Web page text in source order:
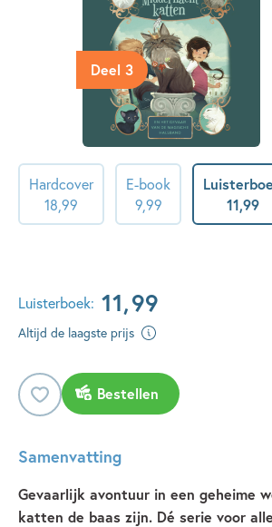
Deel 3
Hardcover
18,99
E-book
9,99
11,99
Luisterboek: 11,99
Altijd de laagste prijs
Bestellen
Samenvatting
Gevaarlijk avontuur in een geheime
katten de baas zijn. Dé serie voor